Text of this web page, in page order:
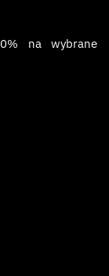
na wybrane